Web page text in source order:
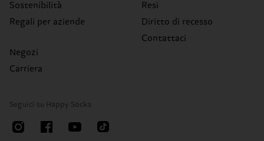
Sostenibilità
Regali per aziende
Negozi
Carriera
Resi
Diritto di recesso
Contattaci
Seguici su Happy Socks